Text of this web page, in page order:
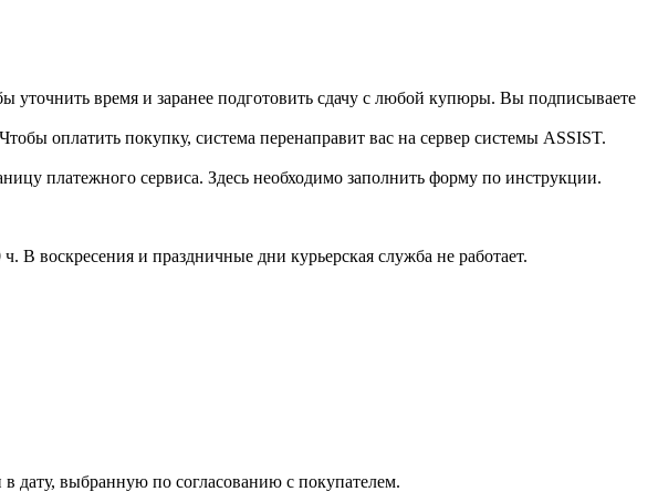
уточнить время и заранее подготовить сдачу с любой купюры. Вы подписываете
оплатить покупку, система перенаправит вас на сервер системы ASSIST.
платежного сервиса. Здесь необходимо заполнить форму по инструкции.
В воскресения и праздничные дни курьерская служба не работает.
дату, выбранную по согласованию с покупателем.